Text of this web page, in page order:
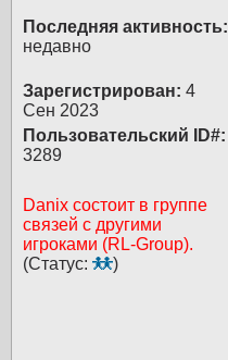
Последняя активность:
недавно
Зарегистрирован: 4
Сен 2023
Пользовательский ID#:
3289
Danix состоит в группе
связей с другими
игроками (RL-Group).
(Статус:
)